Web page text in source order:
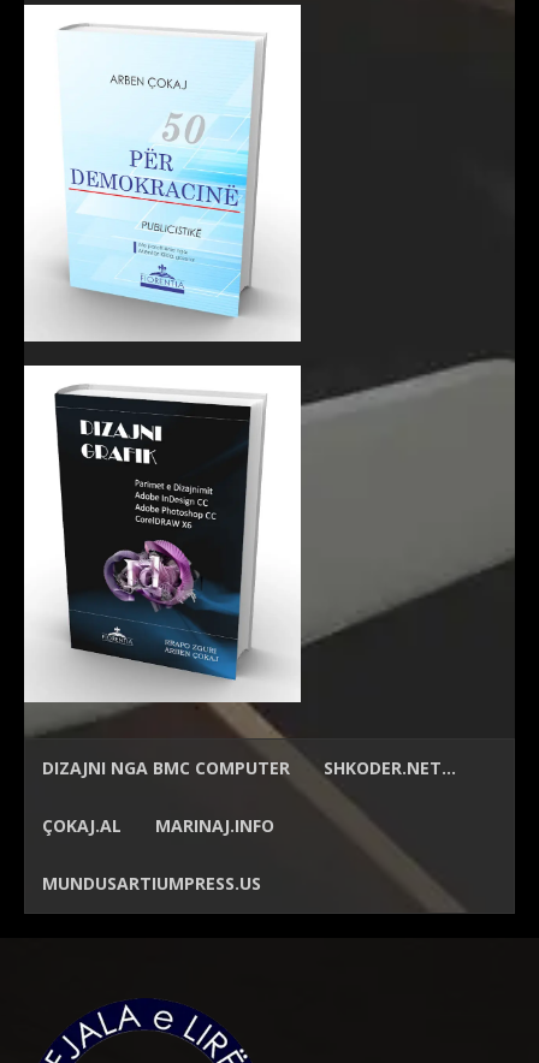
DIZAJNI NGA BMC COMPUTER SHKODER.NET…
ÇOKAJ.AL MARINAJ.INFO
MUNDUSARTIUMPRESS.US